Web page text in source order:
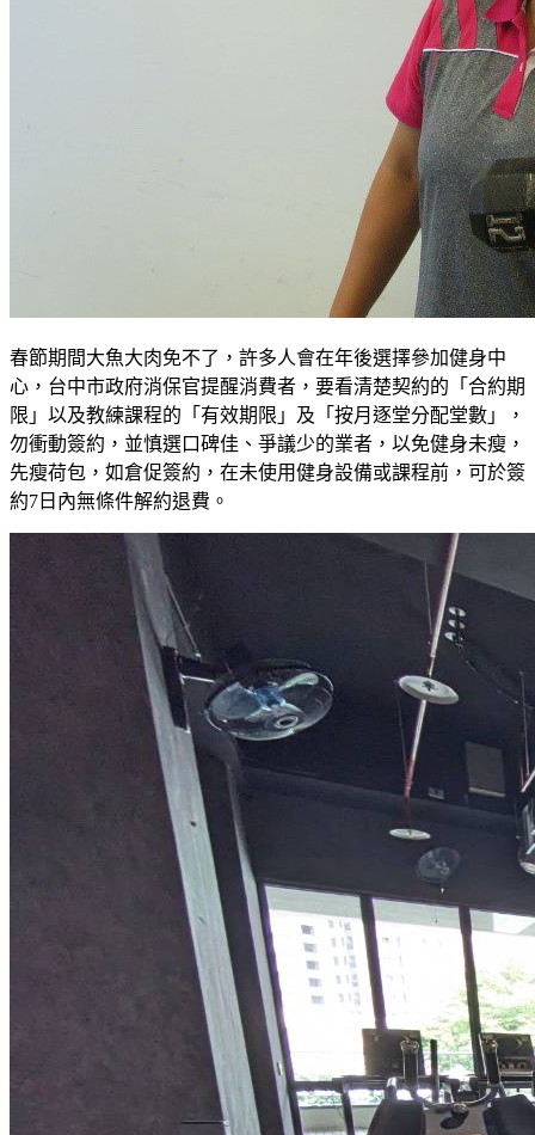
春節期間大魚大肉免不了，許多人會在年後選擇參加健身中
心，台中市政府消保官提醒消費者，要看清楚契約的「合約期
限」以及教練課程的「有效期限」及「按月逐堂分配堂數」，
勿衝動簽約，並慎選口碑佳、爭議少的業者，以免健身未瘦，
先瘦荷包，如倉促簽約，在未使用健身設備或課程前，可於簽
約7日內無條件解約退費。